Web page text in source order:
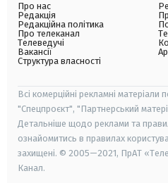
Про нас
Редакція
Редакційна політика
Про телеканал
Телеведучі
Вакансії
Структура власності
Всі комерційні рекламні матеріали
"Спецпроєкт", "Партнерський
Детальніше щодо реклами та
ознайомитись в правилах
захищені. © 2005—2021, ПрАТ
Канал.